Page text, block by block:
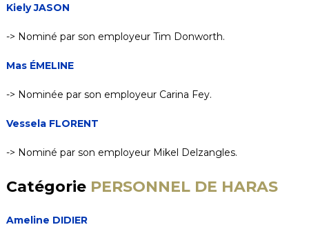
Kiely JASON
-> Nominé par son employeur Tim Donworth.
Mas ÉMELINE
-> Nominée par son employeur Carina Fey.
Vessela FLORENT
-> Nominé par son employeur Mikel Delzangles.
Catégorie PERSONNEL DE HARAS
Ameline DIDIER